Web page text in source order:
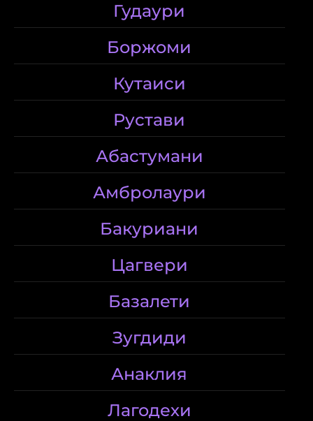
Гудаури
Боржоми
Кутаиси
Рустави
Абастумани
Амбролаури
Бакуриани
Цагвери
Базалети
Зугдиди
Анаклия
Лагодехи